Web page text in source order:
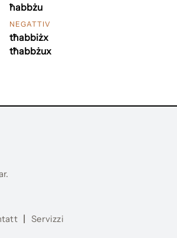
ħabbżu
NEGATTIV
tħabbiżx
tħabbżux
| Servizzi